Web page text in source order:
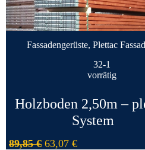
Fassadengerüste,Plettac
32-1
vorrätig
Holzboden 2,50m –
System
89,85€ 63,07 €